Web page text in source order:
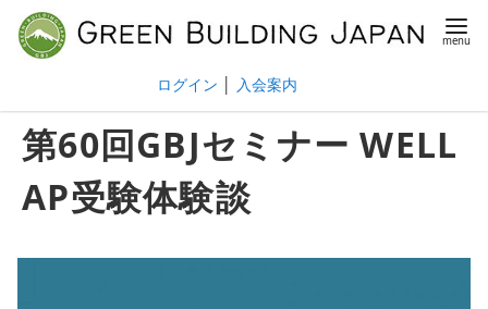
ログイン 入会案内
第60回GBJセミナー WELL
AP受験体験談